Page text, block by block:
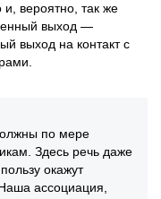
и, вероятно, так же
выход —
выход на контакт с
по мере
Здесь речь даже
окажут
ассоциация,